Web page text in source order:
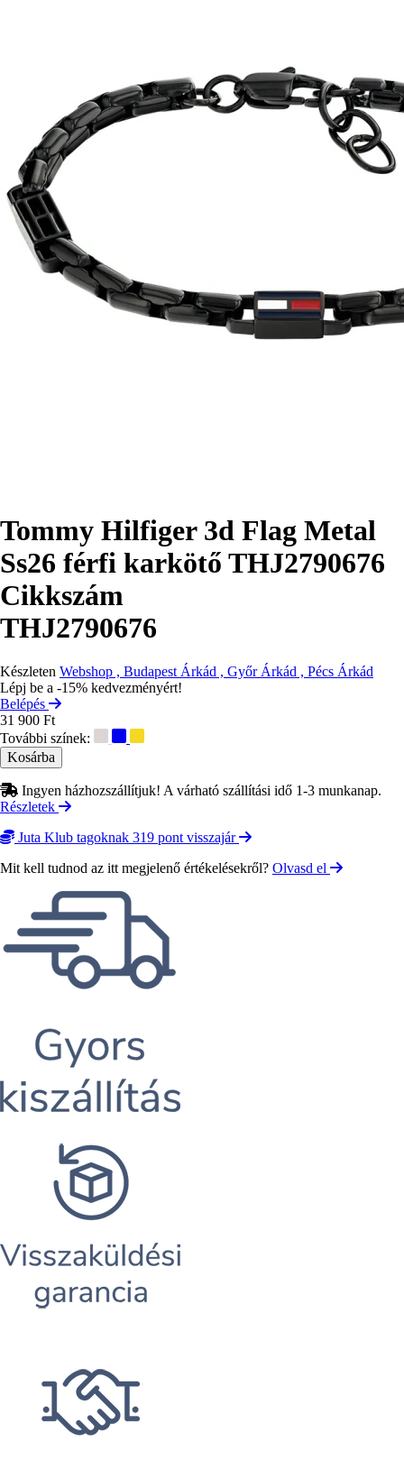
Tommy Hilfiger 3d Flag Metal
Ss26 férfi karkötő THJ2790676
Cikkszám
THJ2790676
Készleten Webshop , Budapest Árkád , Győr Árkád , Pécs Árkád
Lépj be a -15% kedvezményért!
Belépés
31 900 Ft
További színek:
Ingyen házhozszállítjuk! A várható szállítási idő 1-3 munkanap.
Részletek
Juta Klub tagoknak 319 pont visszajár
Mit kell tudnod az itt megjelenő értékelésekről? Olvasd el